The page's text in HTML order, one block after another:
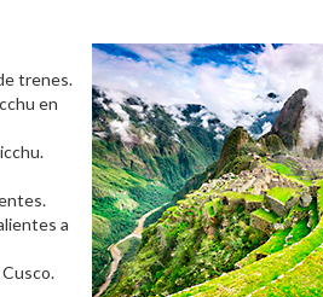
trenes.
en
a